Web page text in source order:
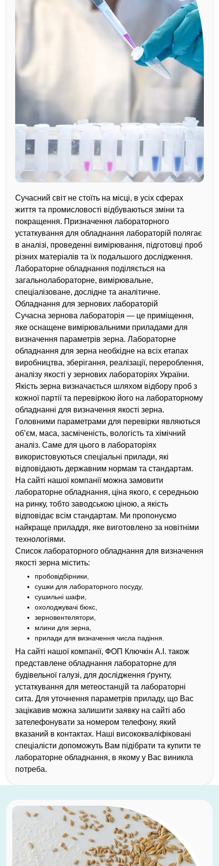
Сучасний світ не стоїть на місці, в усіх сферах
життя та промисловості відбуваються зміни та
покращення. Призначення лабораторного
устаткування для обладнання лабораторій полягає
в аналізі, проведенні вимірювання, підготовці проб
різних матеріалів та їх подальшого дослідження.
Лабораторне обладнання поділяється на
загальнолабораторне, вимірювальне,
спеціалізоване, дослідне та аналітичне.
Обладнання для зернових лабораторій
Сучасна зернова лабораторія — це приміщення,
яке оснащене вимірювальними приладами для
визначення параметрів зерна. Лабораторне
обладнання для зерна необхідне на всіх етапах
виробництва, зберігання, реалізації, перероблення,
аналізу якості у зернових лабораторіях України.
Якість зерна визначається шляхом відбору проб з
кожної партії та перевіркою його на лабораторному
обладнанні для визначення якості зерна.
Головними параметрами для перевірки являються
об’єм, маса, засміченість, вологість та хімічний
аналіз. Саме для цього в лабораторіях
використовуються спеціальні прилади, які
відповідають державним нормам та стандартам.
На сайті нашої компанії можна замовити
лабораторне обладнання, ціна якого, є середньою
на ринку, тобто заводською ціною, а якість
відповідає всім стандартам. Ми пропонуємо
найкраще приладдя, яке виготовлено за новітніми
технологіями.
Список лабораторного обладнання для визначення
якості зерна містить:
пробовідбірники,
сушки для лабораторного посуду,
сушильні шафи,
охолоджувачі бюкс,
зерновентелятори,
млини для зерна,
прилади для визначення числа падіння.
На сайті нашої компанії, ФОП Ключкін А.І. також
представлене обладнання лабораторне для
будівельної галузі, для дослідження ґрунту,
устаткування для метеостанцій та лабораторні
сита. Для уточнення параметрів приладу, що Вас
зацікавив можна залишити заявку на сайті або
зателефонувати за номером телефону, який
вказаний в контактах. Наші висококваліфіковані
спеціалісти допоможуть Вам підібрати та купити те
лабораторне обладнання, в якому у Вас виникла
потреба.